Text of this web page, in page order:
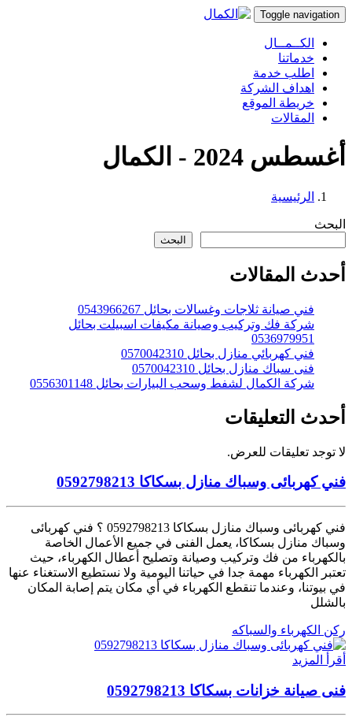
Toggle navigation
الكــمــال
خدماتنا
اطلب خدمة
اهداف الشركة
خريطة الموقع
المقالات
أغسطس 2024 - الكمال
الرئيسية
البحث
البحث
أحدث المقالات
فني صيانة ثلاجات وغسالات بحائل 0543966267
شركة فك وتركيب وصيانة مكيفات اسبيلت بحائل
0536979951
فني كهربائي منازل بحائل 0570042310
فنى سباك منازل بحائل 0570042310
شركة الكمال لشفط وسحب البيارات بحائل 0556301148
أحدث التعليقات
لا توجد تعليقات للعرض.
فني كهربائى وسباك منازل بسكاكا 0592798213
فني كهربائى وسباك منازل بسكاكا 0592798213 ؟ فني كهربائى
وسباك منازل بسكاكا، يعمل الفنى في جميع الأعمال الخاصة
بالكهرباء من فك وتركيب وصيانة وتصليح أعطال الكهرباء، حيث
تعتبر الكهرباء مهمة جدا في حياتنا اليومية ولا نستطيع الاستغناء عنها
في بيوتنا، وعندما تنقطع الكهرباء في أي مكان يتم إصابة المكان
بالشلل
ركن الكهرباء والسباكه
أقرأ المزيد
فنى صيانة خزانات بسكاكا 0592798213